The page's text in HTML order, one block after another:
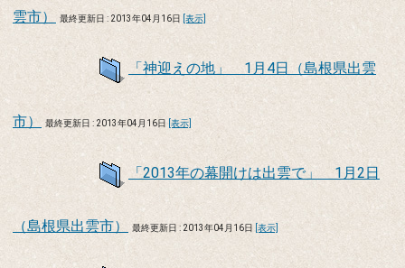
雲市） 最終更新日 : 2013年04月16日 [表示]
「神迎えの地」 1月4日（島根県出雲
市） 最終更新日 : 2013年04月16日 [表示]
「2013年の幕開けは出雲で」 1月2日
（島根県出雲市） 最終更新日 : 2013年04月16日 [表示]